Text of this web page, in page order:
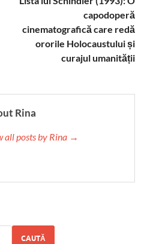
capodoperă
cinematografică care redă
ororile Holocaustului și
curajul umanității
Rina
all posts by Rina →
CAUTĂ